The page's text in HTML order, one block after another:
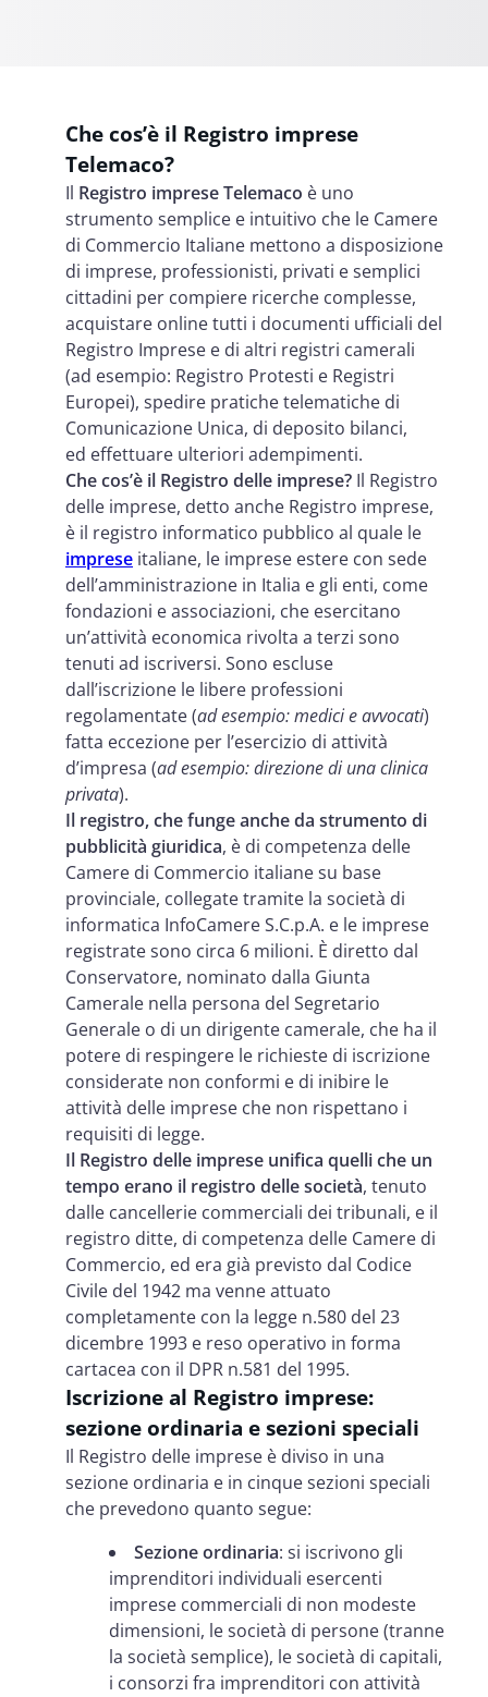
Che cos’è il Registro imprese
Telemaco?
Il Registro imprese Telemaco è uno
strumento semplice e intuitivo che le Camere
di Commercio Italiane mettono a disposizione
di imprese, professionisti, privati e semplici
cittadini per compiere ricerche complesse,
acquistare online tutti i documenti ufficiali del
Registro Imprese e di altri registri camerali
(ad esempio: Registro Protesti e Registri
Europei), spedire pratiche telematiche di
Comunicazione Unica, di deposito bilanci,
ed effettuare ulteriori adempimenti.
Che cos’è il Registro delle imprese? Il Registro
delle imprese, detto anche Registro imprese,
è il registro informatico pubblico al quale le
imprese italiane, le imprese estere con sede
dell’amministrazione in Italia e gli enti, come
fondazioni e associazioni, che esercitano
un’attività economica rivolta a terzi sono
tenuti ad iscriversi. Sono escluse
dall’iscrizione le libere professioni
regolamentate (ad esempio: medici e avvocati)
fatta eccezione per l’esercizio di attività
d’impresa (ad esempio: direzione di una clinica
privata).
Il registro, che funge anche da strumento di
pubblicità giuridica, è di competenza delle
Camere di Commercio italiane su base
provinciale, collegate tramite la società di
informatica InfoCamere S.C.p.A. e le imprese
registrate sono circa 6 milioni. È diretto dal
Conservatore, nominato dalla Giunta
Camerale nella persona del Segretario
Generale o di un dirigente camerale, che ha il
potere di respingere le richieste di iscrizione
considerate non conformi e di inibire le
attività delle imprese che non rispettano i
requisiti di legge.
Il Registro delle imprese unifica quelli che un
tempo erano il registro delle società, tenuto
dalle cancellerie commerciali dei tribunali, e il
registro ditte, di competenza delle Camere di
Commercio, ed era già previsto dal Codice
Civile del 1942 ma venne attuato
completamente con la legge n.580 del 23
dicembre 1993 e reso operativo in forma
cartacea con il DPR n.581 del 1995.
Iscrizione al Registro imprese:
sezione ordinaria e sezioni speciali
Il Registro delle imprese è diviso in una
sezione ordinaria e in cinque sezioni speciali
che prevedono quanto segue:
Sezione ordinaria: si iscrivono gli
imprenditori individuali esercenti
imprese commerciali di non modeste
dimensioni, le società di persone (tranne
la società semplice), le società di capitali,
i consorzi fra imprenditori con attività